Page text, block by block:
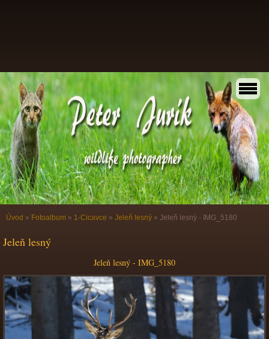
Úvod » Fotoalbum » 1-Cicavce » Jeleň lesný » Jeleň lesný - IMG_5180
Jeleň lesný
Jeleň lesný - IMG_5180